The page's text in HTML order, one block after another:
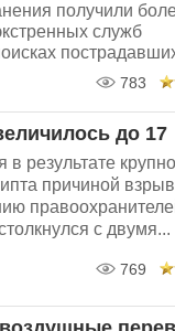
получили
служб
783
до 17
результате
причиной
с двумя...
769